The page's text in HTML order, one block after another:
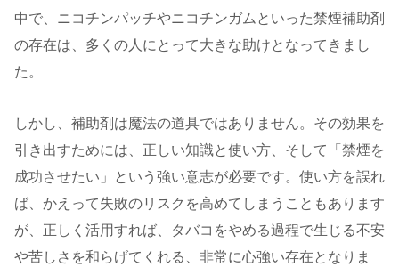
中で、ニコチンパッチやニコチンガムといった禁煙補助剤
の存在は、多くの人にとって大きな助けとなってきまし
た。
しかし、補助剤は魔法の道具ではありません。その効果を
引き出すためには、正しい知識と使い方、そして「禁煙を
成功させたい」という強い意志が必要です。使い方を誤れ
ば、かえって失敗のリスクを高めてしまうこともあります
が、正しく活用すれば、タバコをやめる過程で生じる不安
や苦しさを和らげてくれる、非常に心強い存在となりま